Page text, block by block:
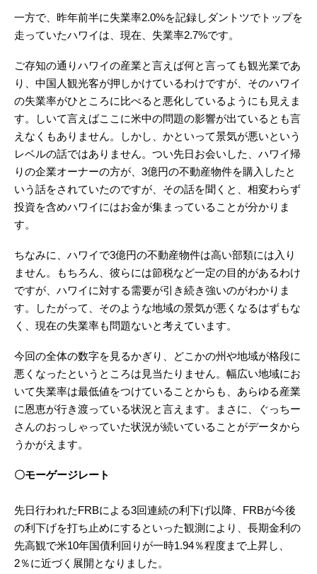
一方で、昨年前半に失業率2.0%を記録しダントツでトップを
走っていたハワイは、現在、失業率2.7%です。
ご存知の通りハワイの産業と言えば何と言っても観光業であ
り、中国人観光客が押しかけているわけですが、そのハワイ
の失業率がひところに比べると悪化しているようにも見えま
す。しいて言えばここに米中の問題の影響が出ているとも言
えなくもありません。しかし、かといって景気が悪いという
レベルの話ではありません。つい先日お会いした、ハワイ帰
りの企業オーナーの方が、3億円の不動産物件を購入したと
いう話をされていたのですが、その話を聞くと、相変わらず
投資を含めハワイにはお金が集まっていることが分かりま
す。
ちなみに、ハワイで3億円の不動産物件は高い部類には入り
ません。もちろん、彼らには節税など一定の目的があるわけ
ですが、ハワイに対する需要が引き続き強いのがわかりま
す。したがって、そのような地域の景気が悪くなるはずもな
く、現在の失業率も問題ないと考えています。
今回の全体の数字を見るかぎり、どこかの州や地域が格段に
悪くなったというところは見当たりません。幅広い地域にお
いて失業率は最低値をつけていることからも、あらゆる産業
に恩恵が行き渡っている状況と言えます。まさに、ぐっちー
さんのおっしゃっていた状況が続いていることがデータから
うかがえます。
〇モーゲージレート
先日行われたFRBによる3回連続の利下げ以降、FRBが今後
の利下げを打ち止めにするといった観測により、長期金利の
先高観で米10年国債利回りが一時1.94％程度まで上昇し、
2％に近づく展開となりました。